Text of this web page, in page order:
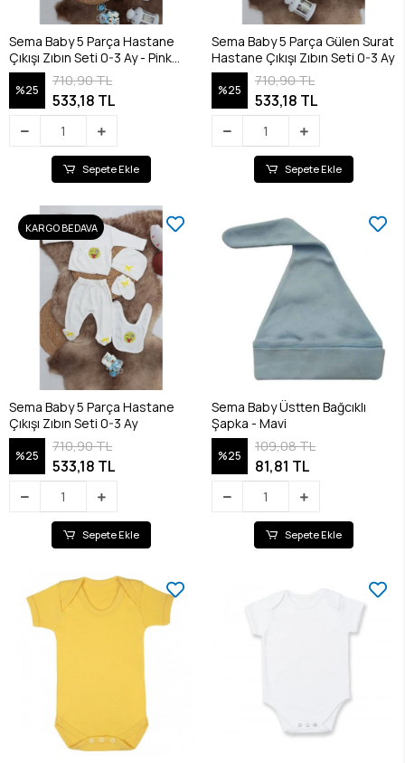
Sema Baby 5 Parça Hastane
Çıkışı Zıbın Seti 0-3 Ay - Pink
Butterfly
%25
710,90 TL
533,18 TL
Sepete Ekle
Sema Baby 5 Parça Gülen Surat
Hastane Çıkışı Zıbın Seti 0-3 Ay
%25
710,90 TL
533,18 TL
Sepete Ekle
KARGO BEDAVA
Sema Baby 5 Parça Hastane
Çıkışı Zıbın Seti 0-3 Ay
%25
710,90 TL
533,18 TL
Sepete Ekle
Sema Baby Üstten Bağcıklı
Şapka - Mavi
%25
109,08 TL
81,81 TL
Sepete Ekle